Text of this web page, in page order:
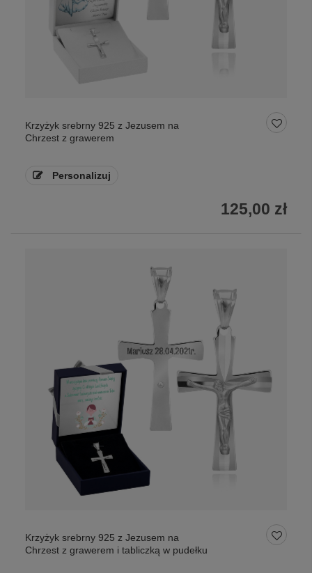
Krzyżyk srebrny 925 z Jezusem na
Chrzest z grawerem
Personalizuj
125,00 zł
Krzyżyk srebrny 925 z Jezusem na
Chrzest z grawerem i tabliczką w pudełku